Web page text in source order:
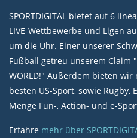
SPORTDIGITAL bietet auf 6
LIVE-Wettbewerbe und Ligen
um die Uhr. Einer unserer
Fußball getreu unserem Claim
WORLD!" Außerdem bieten
besten US-Sport, sowie Rugby,
Menge Fun-, Action- und e-
Erfahre mehr über